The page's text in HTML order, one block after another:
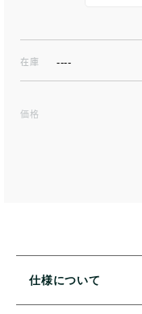
在庫 ----
価格
仕様について